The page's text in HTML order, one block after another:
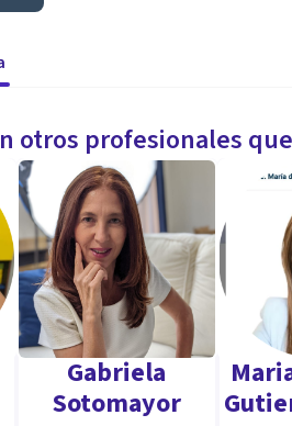
otros profesionales
Gabriela
Sotomayor